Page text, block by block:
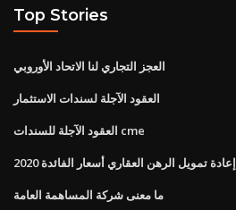
Top Stories
العجز التجاري لنا الاتحاد الأوروبي
العقود الآجلة لسندات الاستثمار
العقود الآجلة للسندات cme
إعادة تمويل الرهن العقاري أسعار الفائدة 2020
ما معنى شركة المساهمة العامة